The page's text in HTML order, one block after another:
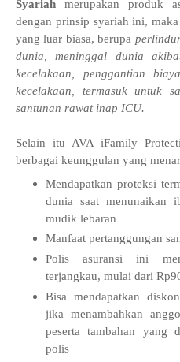
Syariah merupakan produk
dengan prinsip syariah ini,
yang luar biasa, berupa
dunia, meninggal dunia
kecelakaan, penggantian
kecelakaan, termasuk untuk
santunan rawat inap ICU.
Selain itu AVA iFamily
berbagai keunggulan yang
Mendapatkan proteksi
dunia saat menunaikan
mudik lebaran
Manfaat pertanggungan
Polis asuransi ini
terjangkau, mulai dari
Bisa mendapatkan
jika menambahkan
peserta tambahan yang
polis